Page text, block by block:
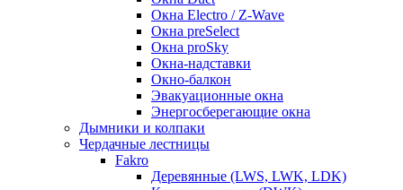
Окна Electro / Z-Wave
Окна preSelect
Окна proSky
Окна-надставки
Окно-балкон
Эвакуационные окна
Энергосберегающие окна
Дымники и колпаки
Чердачные лестницы
Fakro
Деревянные (LWS, LWK, LDK)